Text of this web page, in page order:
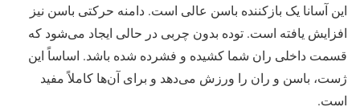
این آسانا یک بازکننده باسن عالی است. دامنه حرکتی باسن نیز
افزایش یافته است. توده بدون چربی در حالی ایجاد می‌شود که
قسمت داخلی ران شما کشیده و فشرده شده باشد. اساساً این
ژست، باسن و ران را ورزش می‌دهد و برای آن‌ها کاملاً مفید
است.